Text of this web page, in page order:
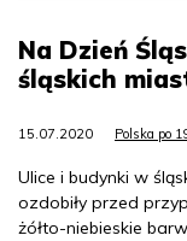
Na Dzień
śląskich
15.07.2020 Polska po
Ulice i budynki w
ozdobiły przed
żółto-niebieskie